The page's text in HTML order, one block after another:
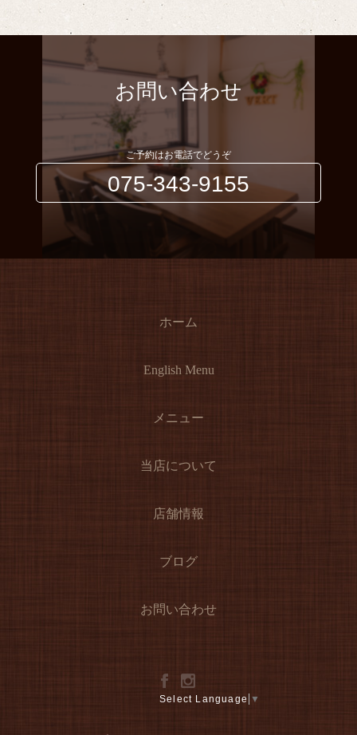
お問い合わせ
ご予約はお電話でどうぞ
075-343-9155
ホーム
English Menu
メニュー
当店について
店舗情報
ブログ
お問い合わせ
Select Language ▼